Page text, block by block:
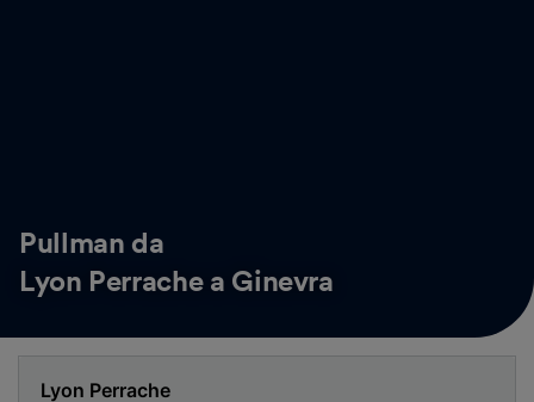
Pullman da
Lyon Perrache a Ginevra